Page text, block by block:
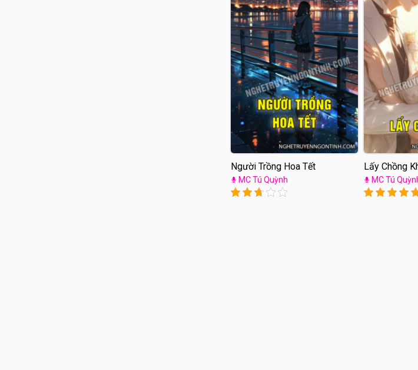
Người Trồng Hoa Tết
MC Tú Quỳnh
Lấy Chồng
MC Tú